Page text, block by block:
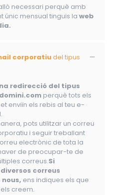
necessari perquè amb
únic mensual tinguis la web
corporatiudel tipus
redirecció del tipus
perquè tots els
enviïn els rebis al teu e-
pots utilitzar un correu
i seguir treballant
electrònic de tota la
de preocupar-te de
correus.Si
correus
ens indiques els que
creem.